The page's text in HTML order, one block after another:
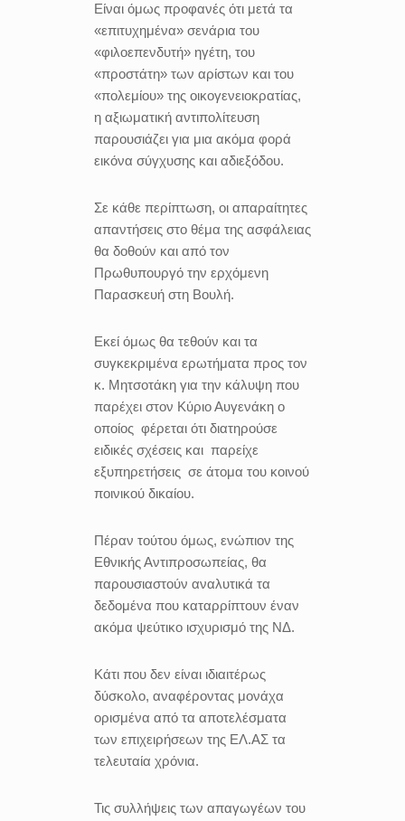
Είναι όμως προφανές ότι μετά τα
«επιτυχημένα» σενάρια του
«φιλοεπενδυτή» ηγέτη, του
«προστάτη» των αρίστων και του
«πολεμίου» της οικογενειοκρατίας,
η αξιωματική αντιπολίτευση
παρουσιάζει για μια ακόμα φορά
εικόνα σύγχυσης και αδιεξόδου.
Σε κάθε περίπτωση, οι απαραίτητες
απαντήσεις στο θέμα της ασφάλειας
θα δοθούν και από τον
Πρωθυπουργό την ερχόμενη
Παρασκευή στη Βουλή.
Εκεί όμως θα τεθούν και τα
συγκεκριμένα ερωτήματα προς τον
κ. Μητσοτάκη για την κάλυψη που
παρέχει στον Κύριο Αυγενάκη ο
οποίος φέρεται ότι διατηρούσε
ειδικές σχέσεις και παρείχε
εξυπηρετήσεις σε άτομα του κοινού
ποινικού δικαίου.
Πέραν τούτου όμως, ενώπιον της
Εθνικής Αντιπροσωπείας, θα
παρουσιαστούν αναλυτικά τα
δεδομένα που καταρρίπτουν έναν
ακόμα ψεύτικο ισχυρισμό της ΝΔ.
Κάτι που δεν είναι ιδιαιτέρως
δύσκολο, αναφέροντας μονάχα
ορισμένα από τα αποτελέσματα
των επιχειρήσεων της ΕΛ.ΑΣ τα
τελευταία χρόνια.
Τις συλλήψεις των απαγωγέων του